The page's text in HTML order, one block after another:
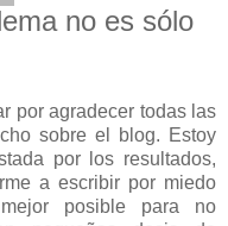
no es sólo
por agradecer todas las
sobre el blog. Estoy
por los resultados,
a escribir por miedo
posible para no